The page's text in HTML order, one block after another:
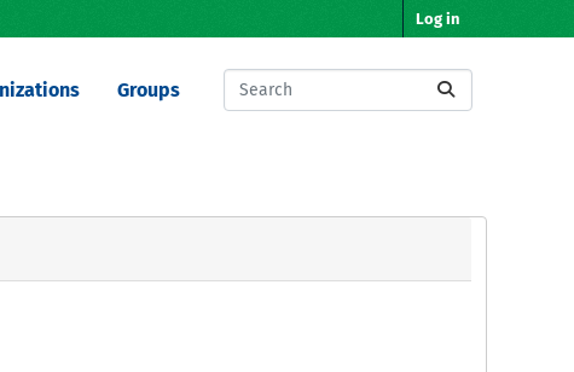
Log in
Groups